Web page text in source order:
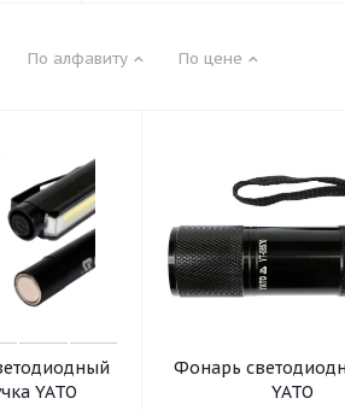
По алфавиту По цене
YATO
Фонарь
YATO